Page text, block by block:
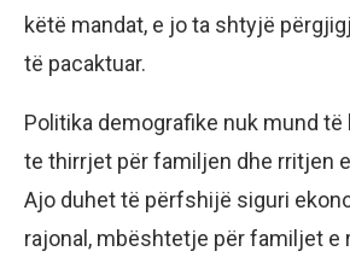
këtë mandat, e jo ta shtyjë
të pacaktuar.
Politika demografike nuk mund
te thirrjet për familjen dhe rritjen
Ajo duhet të përfshijë siguri
rajonal, mbështetje për familjet e